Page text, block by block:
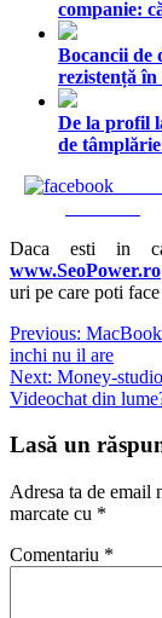
companie:
Bocancii de
rezistență
De la profil
de
Daca esti in
www.SeoPower.ro
uri pe care poti
Navigare
în
articole
Previous: MacBook
inchi nu il are
Next: Money-
Videochat din
Lasă un
Adresa ta de email
marcate cu *
Comentariu *